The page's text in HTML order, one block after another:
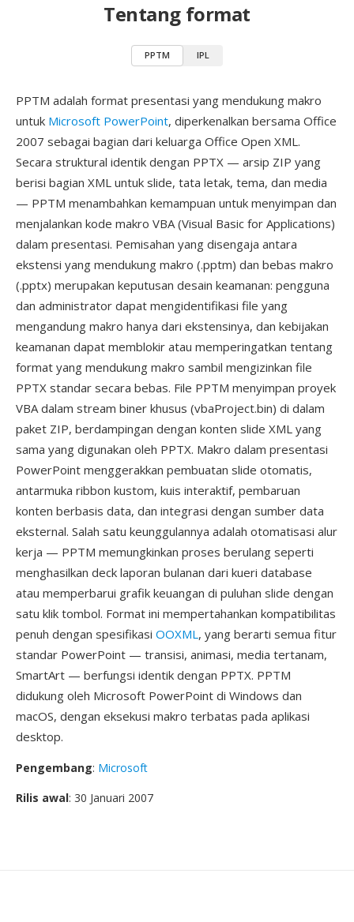
Tentang format
PPTM IPL
PPTM adalah format presentasi yang mendukung makro
untuk Microsoft PowerPoint, diperkenalkan bersama Office
2007 sebagai bagian dari keluarga Office Open XML.
Secara struktural identik dengan PPTX — arsip ZIP yang
berisi bagian XML untuk slide, tata letak, tema, dan media
— PPTM menambahkan kemampuan untuk menyimpan dan
menjalankan kode makro VBA (Visual Basic for Applications)
dalam presentasi. Pemisahan yang disengaja antara
ekstensi yang mendukung makro (.pptm) dan bebas makro
(.pptx) merupakan keputusan desain keamanan: pengguna
dan administrator dapat mengidentifikasi file yang
mengandung makro hanya dari ekstensinya, dan kebijakan
keamanan dapat memblokir atau memperingatkan tentang
format yang mendukung makro sambil mengizinkan file
PPTX standar secara bebas. File PPTM menyimpan proyek
VBA dalam stream biner khusus (vbaProject.bin) di dalam
paket ZIP, berdampingan dengan konten slide XML yang
sama yang digunakan oleh PPTX. Makro dalam presentasi
PowerPoint menggerakkan pembuatan slide otomatis,
antarmuka ribbon kustom, kuis interaktif, pembaruan
konten berbasis data, dan integrasi dengan sumber data
eksternal. Salah satu keunggulannya adalah otomatisasi alur
kerja — PPTM memungkinkan proses berulang seperti
menghasilkan deck laporan bulanan dari kueri database
atau memperbarui grafik keuangan di puluhan slide dengan
satu klik tombol. Format ini mempertahankan kompatibilitas
penuh dengan spesifikasi OOXML, yang berarti semua fitur
standar PowerPoint — transisi, animasi, media tertanam,
SmartArt — berfungsi identik dengan PPTX. PPTM
didukung oleh Microsoft PowerPoint di Windows dan
macOS, dengan eksekusi makro terbatas pada aplikasi
desktop.
Pengembang: Microsoft
Rilis awal: 30 Januari 2007